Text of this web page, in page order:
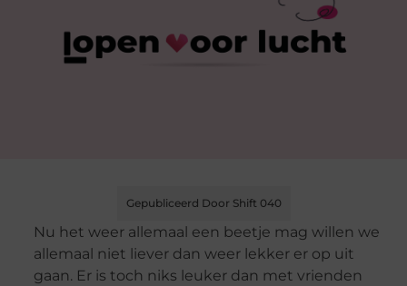
Gepubliceerd Door Shift 040
Nu het weer allemaal een beetje mag willen we
allemaal niet liever dan weer lekker er op uit
gaan. Er is toch niks leuker dan met vrienden